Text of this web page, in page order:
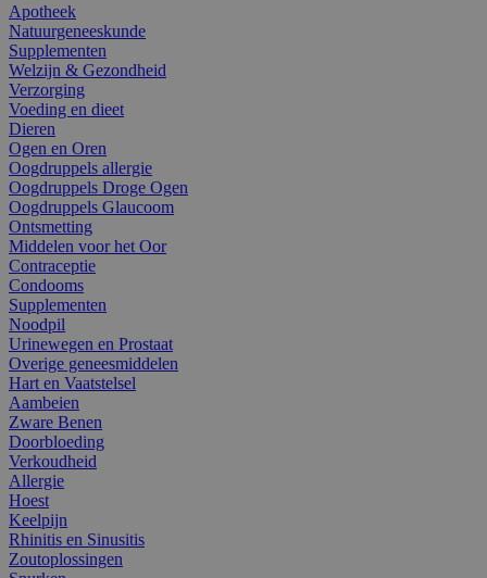
Apotheek
Natuurgeneeskunde
Supplementen
Welzijn & Gezondheid
Verzorging
Voeding en dieet
Dieren
Ogen en Oren
Oogdruppels allergie
Oogdruppels Droge Ogen
Oogdruppels Glaucoom
Ontsmetting
Middelen voor het Oor
Contraceptie
Condooms
Supplementen
Noodpil
Urinewegen en Prostaat
Overige geneesmiddelen
Hart en Vaatstelsel
Aambeien
Zware Benen
Doorbloeding
Verkoudheid
Allergie
Hoest
Keelpijn
Rhinitis en Sinusitis
Zoutoplossingen